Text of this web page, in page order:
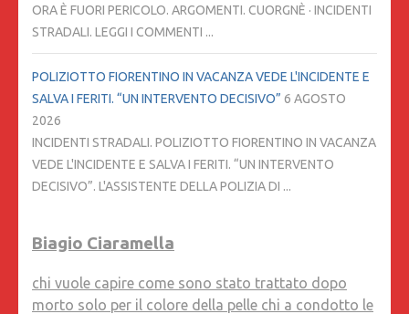
ORA È FUORI PERICOLO. ARGOMENTI. CUORGNÈ · INCIDENTI
STRADALI. LEGGI I COMMENTI ...
POLIZIOTTO FIORENTINO IN VACANZA VEDE L'INCIDENTE E
SALVA I FERITI. “UN INTERVENTO DECISIVO” 6 AGOSTO
2026
INCIDENTI STRADALI. POLIZIOTTO FIORENTINO IN VACANZA
VEDE L'INCIDENTE E SALVA I FERITI. “UN INTERVENTO
DECISIVO”. L'ASSISTENTE DELLA POLIZIA DI ...
Biagio Ciaramella
chi vuole capire come sono stato trattato dopo
morto solo per il colore della pelle chi a condotto le